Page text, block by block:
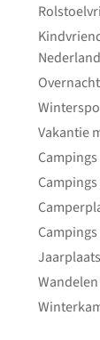
Nederland
Vakantie
Campings
Wandelen